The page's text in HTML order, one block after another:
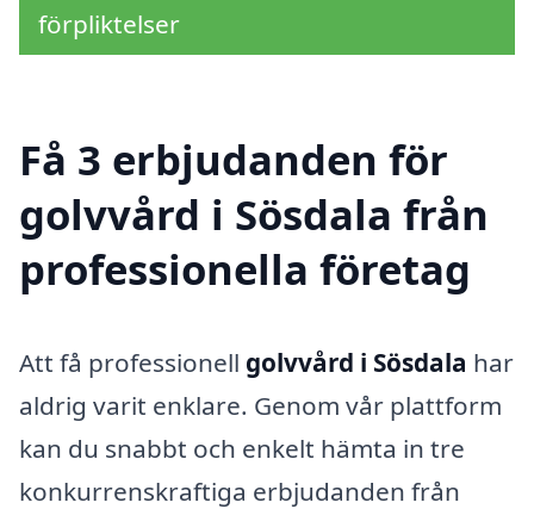
förpliktelser
Få 3 erbjudanden för
golvvård i Sösdala från
professionella företag
Att få professionell golvvård i Sösdala har
aldrig varit enklare. Genom vår plattform
kan du snabbt och enkelt hämta in tre
konkurrenskraftiga erbjudanden från